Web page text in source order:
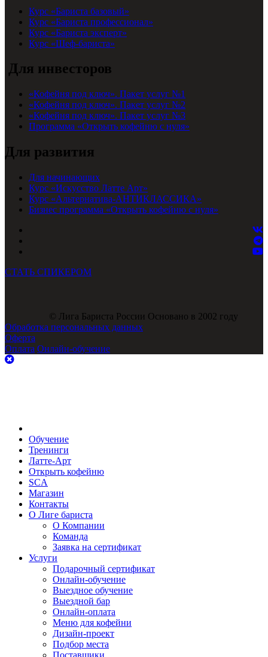
Курс «Бариста базовый»
Курс «Бариста профессионал»
Курс «Бариста эксперт»
Курс «Шеф-бариста»
Для инвесторов
«Кофейня под ключ». Пакет услуг №1
«Кофейня под ключ». Пакет услуг №2
«Кофейня под ключ». Пакет услуг №3
Программа «Открыть кофейню с нуля»
Для развития
Для начинающих
Курс «Искусство Латте Арт»
Курс «Альтернатива-АНТИКЛАССИКА»
Бизнес программа «Открыть кофейню с нуля»
СТАТЬ СПИКЕРОМ
© Лига Бариста России Основано в 2002 году
Обработка персональных данных
Оферта
Оплата Онлайн-обучение
Обучение
Тренинги
Латте-Арт
Открыть кофейню
SCA
Магазин
Контакты
О Лиге бариста
О Компании
Команда
Заявка на сертификат
Услуги
Подарочный сертификат
Онлайн-обучение
Выездное обучение
Выездной бар
Онлайн-оплата
Меню для кофейни
Дизайн-проект
Подбор места